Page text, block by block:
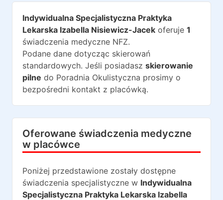
Indywidualna Specjalistyczna Praktyka
Lekarska Izabella Nisiewicz-Jacek oferuje 1
świadczenia medyczne NFZ.
Podane dane dotycząc skierowań
standardowych. Jeśli posiadasz skierowanie
pilne do Poradnia Okulistyczna prosimy o
bezpośredni kontakt z placówką.
Oferowane świadczenia medyczne
w placówce
Poniżej przedstawione zostały dostępne
świadczenia specjalistyczne w Indywidualna
Specjalistyczna Praktyka Lekarska Izabella